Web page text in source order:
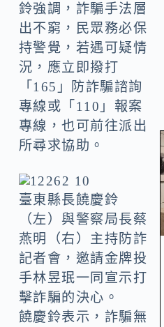
鈴強調，詐騙手法層
出不窮，民眾務必保
持警覺，若遇可疑情
況，應立即撥打
「165」防詐騙諮詢
專線或「110」報案
專線，也可前往派出
所尋求協助。
臺東縣長饒慶鈴
（左）與警察局長蔡
燕明（右）主持防詐
記者會，邀請金牌投
手林昱珉一同宣示打
擊詐騙的決心。
饒慶鈴表示，詐騙無